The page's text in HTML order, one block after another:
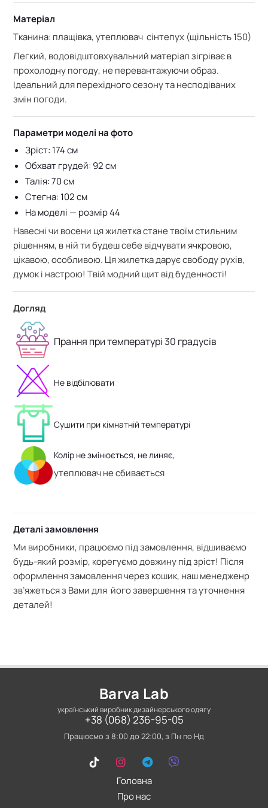
Матеріал
Тканина: плащівка, утеплювач сінтепух (щільність 150)
Легкий, водовідштовхувальний матеріал зігріває в
прохолодну погоду, не перевантажуючи образ.
Ідеальний для перехідного сезону та несподіваних
змін погоди.
Параметри моделі на фото
Зріст: 174 см
Обхват грудей: 92 см
Талія: 70 см
Стегна: 102 см
На моделі — розмір 44
Навесні чи восени ця жилетка стане твоїм стильним
рішенням, в ній ти будеш себе відчувати ячкровою,
цікавою, особливою. Ця жилетка дарує свободу рухів,
думок і настрою! Твій модний щит від буденності!
Догляд
Прання при температурі 30 градусів
Не відбілювати
Сушити при кімнатній температурі
Колір не змінюється, не линяє,
утеплювач не сбивається
Деталі замовлення
Ми виробники, працюємо під замовлення, відшиваємо
будь-який розмір, корегуємо довжину під зріст! Після
оформлення замовлення через кошик, наш менедженр
зв’яжеться з Вами для його завершення та уточнення
деталей!
Barva Lab
український виробник дизайнерського одягу
Головна
Про нас
+38 (068) 236-95-05
Працюємо з 8:00 до 22:00, з Пн по Нд